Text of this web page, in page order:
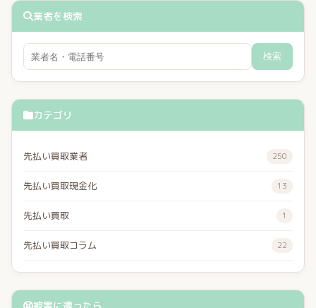
業者を検索
検索
カテゴリ
先払い買取業者 250
先払い買取現金化 13
先払い買取 1
先払い買取コラム 22